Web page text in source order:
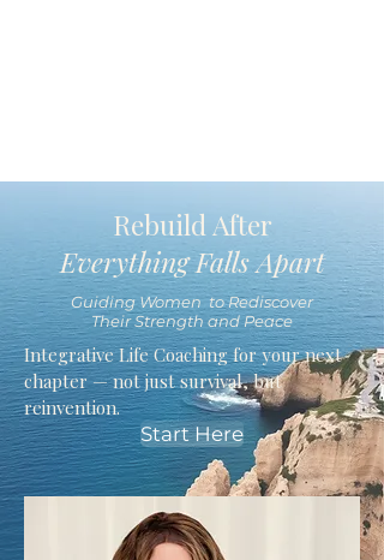
Rebuild After
Everything Falls Apart
Guiding Women to Rediscover
Their Strength and Peace
Integrative Life Coaching for your next
chapter — not just survival, but
reinvention.
Start Here